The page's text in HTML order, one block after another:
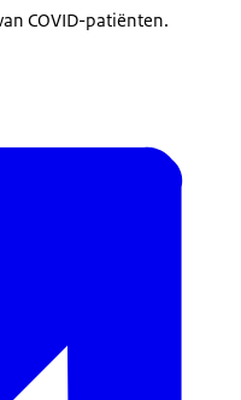
COVID-patiënten.